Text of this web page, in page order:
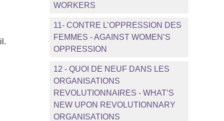
WORKERS
11- CONTRE L’OPPRESSION DES
FEMMES - AGAINST WOMEN’S
OPPRESSION
12 - QUOI DE NEUF DANS LES
ORGANISATIONS
REVOLUTIONNAIRES - WHAT’S
NEW UPON REVOLUTIONNARY
ORGANISATIONS